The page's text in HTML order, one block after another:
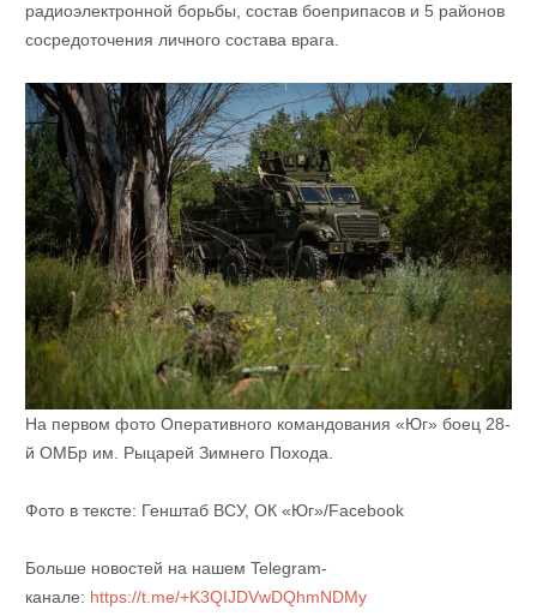
радиоэлектронной борьбы, состав боеприпасов и 5 районов
сосредоточения личного состава врага.
На первом фото Оперативного командования «Юг» боец 28-
й ОМБр им. Рыцарей Зимнего Похода.
Фото в тексте: Генштаб ВСУ, ОК «Юг»/Facebook
Больше новостей на нашем Telegram-
канале: https://t.me/+K3QIJDVwDQhmNDMy